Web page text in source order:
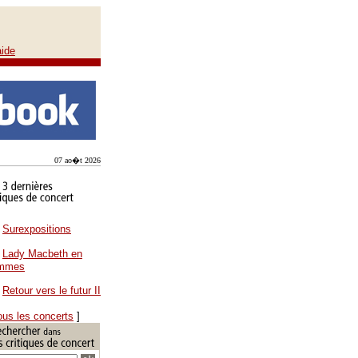
07 ao�t 2026
Surexpositions
Lady Macbeth en
Retour vers le futur II
les concerts ]